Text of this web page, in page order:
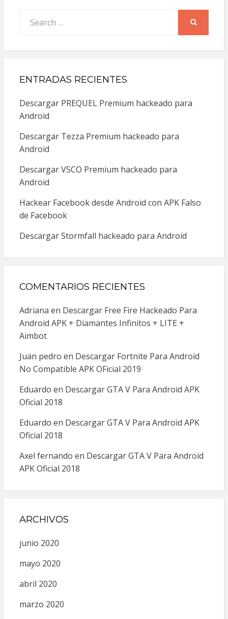
for:
ENTRADAS RECIENTES
Descargar PREQUEL Premium hackeado para
Android
Descargar Tezza Premium hackeado para
Android
Descargar VSCO Premium hackeado para
Android
Hackear Facebook desde Android con APK Falso
de Facebook
Descargar Stormfall hackeado para Android
COMENTARIOS RECIENTES
Adriana en Descargar Free Fire Hackeado Para
Android APK + Diamantes Infinitos + LITE +
Aimbot
Juan pedro en Descargar Fortnite Para Android
No Compatible APK OFicial 2019
Eduardo en Descargar GTA V Para Android APK
Oficial 2018
Eduardo en Descargar GTA V Para Android APK
Oficial 2018
Axel fernando en Descargar GTA V Para Android
APK Oficial 2018
ARCHIVOS
junio 2020
mayo 2020
abril 2020
marzo 2020